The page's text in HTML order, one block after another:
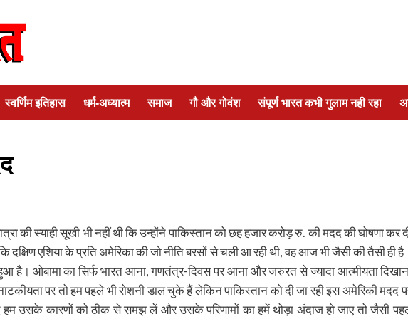
स्वर्णिम इतिहास धर्म-अध्यात्म समाज गौ और गोवंश संपूर्ण भारत कभी गुलाम नही रहा
की स्याही सूखी भी नहीं थी कि उन्होंने पाकिस्तान को छह हजार करोड़ रु. की मदद की घोषणा कर
दक्षिण एशिया के प्रति अमेरिका की जो नीति बरसों से चली आ रही थी, वह आज भी जैसी की तैसी ही
है। ओबामा का सिर्फ भारत आना, गणतंत्र-दिवस पर आना और जरुरत से ज्यादा आत्मीयता
पर तो हम पहले भी रोशनी डाल चुके हैं लेकिन पाकिस्तान को दी जा रही इस अमेरिकी मदद
उसके कारणों को ठीक से समझ लें और उसके परिणामों का हमें थोड़ा अंदाज हो जाए तो जैसी